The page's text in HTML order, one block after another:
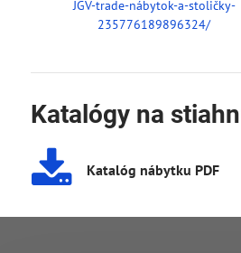
JGV-trade-nábytok-a-stoličky-
235776189896324/
Katalógy na
Katalóg nábytku PDF